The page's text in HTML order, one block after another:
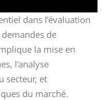
dans l’évaluation
de
la mise en
l’analyse
secteur, et
du marché.